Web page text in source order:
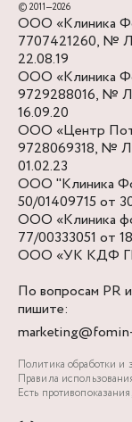
© 2011—2026
ООО «Клиника
7707421260, №
22.08.19
ООО «Клиника
9729288016, №
16.09.20
ООО «Центр
9728069318, №
01.02.23
ООО "Клиника
50/01409715 от
ООО «Клиника
77/00333051 от
ООО «УК КДФ
По вопросам PR
пишите:
Политика обработки
Правила
Есть